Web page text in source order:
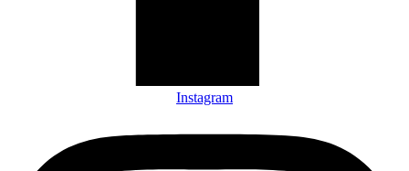
Instagram